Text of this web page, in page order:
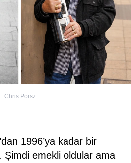
Chris Porsz
1996’ya kadar bir
Şimdi emekli oldular ama